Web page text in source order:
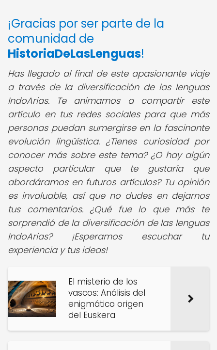
¡Gracias por ser parte de la
comunidad de
HistoriaDeLasLenguas!
Has llegado al final de este apasionante viaje
a través de la diversificación de las lenguas
IndoArias. Te animamos a compartir este
artículo en tus redes sociales para que más
personas puedan sumergirse en la fascinante
evolución lingüística. ¿Tienes curiosidad por
conocer más sobre este tema? ¿O hay algún
aspecto particular que te gustaría que
abordáramos en futuros artículos? Tu opinión
es invaluable, así que no dudes en dejarnos
tus comentarios. ¿Qué fue lo que más te
sorprendió de la diversificación de las lenguas
IndoArias? ¡Esperamos escuchar tu
experiencia y tus ideas!
El misterio de los
vascos: Análisis del
enigmático origen
del Euskera